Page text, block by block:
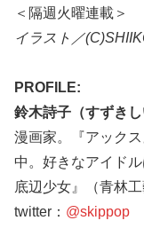
＜隔週火曜連載＞
イラスト／
PROFILE:
鈴木詩子（すずきし
漫画家。『アック
中。好きなアイド
底辺少女』（青林工
twitter： @skippop